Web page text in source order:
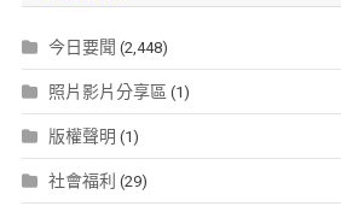
今日要聞 (2,448)
照片影片分享區 (1)
版權聲明 (1)
社會福利 (29)